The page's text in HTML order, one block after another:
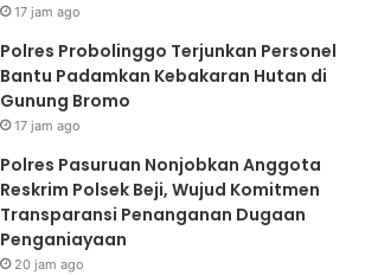
17 jam ago
Polres Probolinggo Terjunkan Personel
Bantu Padamkan Kebakaran Hutan di
Gunung Bromo
17 jam ago
Polres Pasuruan Nonjobkan Anggota
Reskrim Polsek Beji, Wujud Komitmen
Transparansi Penanganan Dugaan
Penganiayaan
20 jam ago